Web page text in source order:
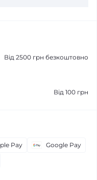
Від 2500 грн безкоштовно
Від 100 грн
Pay
Google Pay